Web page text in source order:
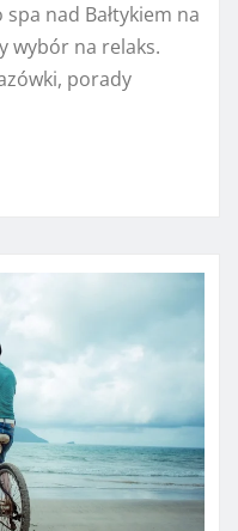
nad Bałtykiem na
wybór na relaks.
porady